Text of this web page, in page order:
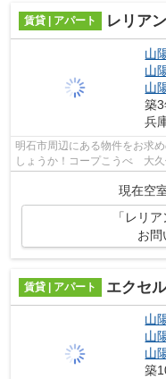
賃貸 | アパート レリア
山
山
山
築
兵
明石市周辺にある物件をお求
しょうか！コープこうべ 大
現在空
「レリ
お問
賃貸 | アパート エクセ
山
山
山
築